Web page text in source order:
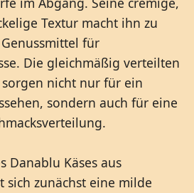
Textur macht ihn zu
für
Die gleichmäßig verteilten
nicht nur für ein
sondern auch für eine
Danablu Käses aus
sich zunächst eine milde